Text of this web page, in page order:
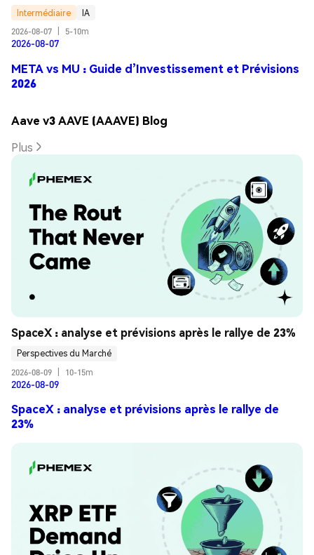
Intermédiaire
IA
2026-08-07
5-10m
2026-08-07
META vs MU : Guide d’Investissement et Prévisions
2026
Aave v3 AAVE (AAAVE) Blog
Plus
SpaceX : analyse et prévisions après le rallye de 23%
Perspectives du Marché
2026-08-09
10-15m
2026-08-09
SpaceX : analyse et prévisions après le rallye de
23%